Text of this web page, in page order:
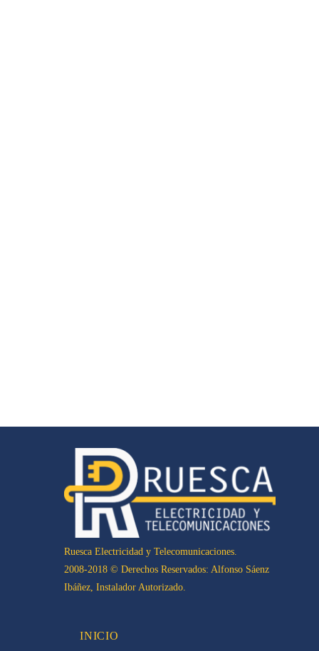
Ruesca Electricidad y Telecomunicaciones.
2008-2018 © Derechos Reservados: Alfonso Sáenz
Ibáñez, Instalador Autorizado.
INICIO